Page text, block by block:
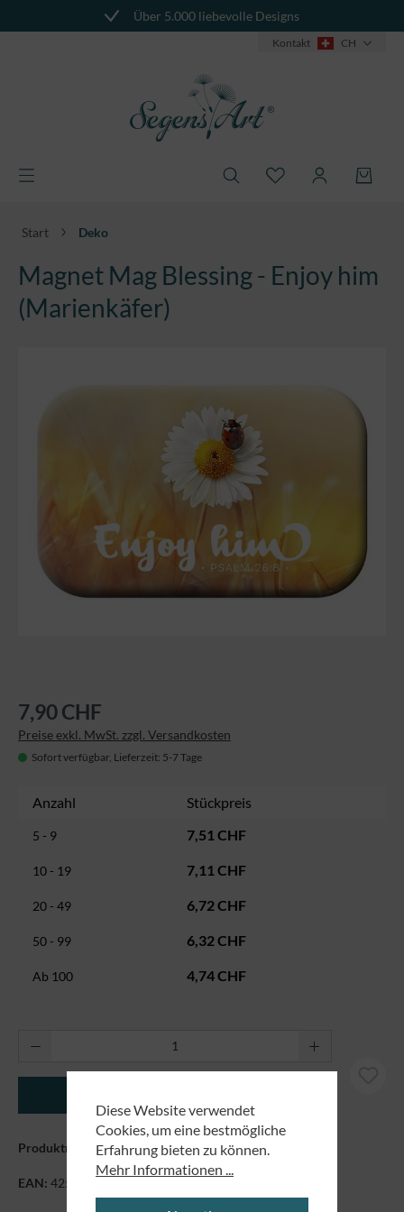
Über 5.000 liebevolle Designs
Kontakt CH
Start Deko
Magnet Mag Blessing - Enjoy him
(Marienkäfer)
7,90 CHF
Preise exkl. MwSt. zzgl. Versandkosten
Sofort verfügbar, Lieferzeit: 5-7 Tage
Anzahl Stückpreis
5 - 9 7,51 CHF
10 - 19 7,11 CHF
20 - 49 6,72 CHF
50 - 99 6,32 CHF
Ab 100 4,74 CHF
Produkt Anzahl: Gib den gewünschten
Produktnummer:7170118
EAN: 4250479869462
Diese Website verwendet
Cookies, um eine bestmögliche
Erfahrung bieten zu können.
Mehr Informationen ...